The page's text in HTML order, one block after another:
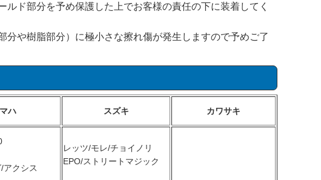
ド部分を予め保護した上でお客様の責任の下に装着してく
や樹脂部分）に極小さな擦れ傷が発生しますので予めご了
ハ スズキ カワサキ
アクシス
レッツ/モレ/チョイノリ
EPO/ストリートマジック